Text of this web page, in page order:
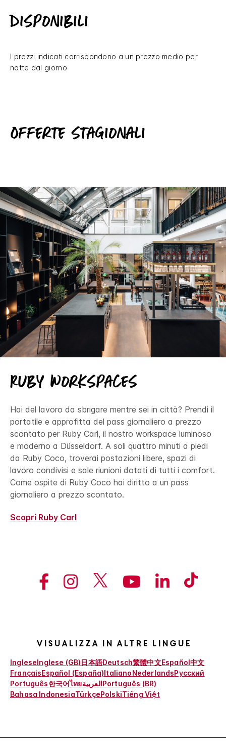
disponibili
I prezzi indicati corrispondono a un prezzo medio per
notte dal giorno
Offerte stagionali
Ruby Workspaces
Hai del lavoro da sbrigare mentre sei in città? Prendi il
portatile e approfitta del pass giornaliero a prezzo
scontato per Ruby Carl, il nostro workspace luminoso
e moderno a Düsseldorf. A soli quattro minuti a piedi
da Ruby Coco, troverai postazioni libere, spazi di
lavoro condivisi e sale riunioni dotati di tutti i comfort.
Come ospite di Ruby Coco hai diritto a un pass
giornaliero a prezzo scontato.
Scopri Ruby Carl
Visualizza in altre lingue
IngleseInglese (GB)日本語Deutsch繁體中文Español中文
FrançaisEspañol (España)ItalianoNederlandsРусский
Português한국어ไทยالعربيةPortuguês (BR)
Bahasa IndonesiaTürkçePolskiTiếng Việt